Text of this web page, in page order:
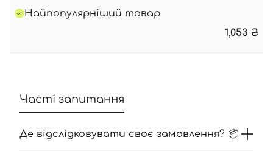
Найпопулярніший товар
1,053 ₴
Часті запитання
Де відслідковувати своє замовлення? 📦